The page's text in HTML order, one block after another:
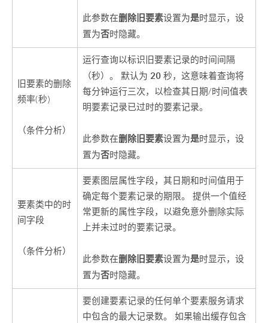
此参数在删除旧要素设置为是时显示，设
置为否时隐藏。
旧要素的删除
频率(秒)
（条件分析）
运行查询以标识旧要素记录的时间间隔
（秒）。 默认为 20 秒，这意味着查询将
每分钟运行三次，以检查其日期/时间值表
明要素记录已过时的要素记录。
此参数在删除旧要素设置为是时显示，设
置为否时隐藏。
要素类中的时
间字段
（条件分析）
要素图层属性字段，其日期和时间值用于
确定每个要素记录的期限。 提供一个值经
常更新的属性字段，以避免意外删除实际
上并未过时的要素记录。
此参数在删除旧要素设置为是时显示，设
置为否时隐藏。
要创建要素记录的任何单个要素服务请求
中包含的最大记录数。 如果输出缓存包含